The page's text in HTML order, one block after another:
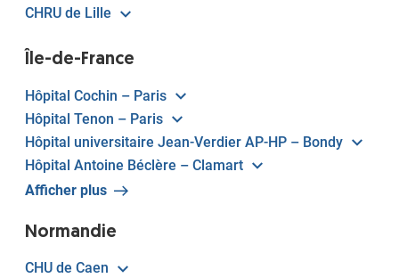
CHRU de Lille
Île-de-France
Hôpital Cochin – Paris
Hôpital Tenon – Paris
Hôpital universitaire Jean-Verdier AP-HP – Bondy
Hôpital Antoine Béclère – Clamart
Afficher plus
Normandie
CHU de Caen